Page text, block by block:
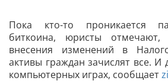
Пока кто-то проникается
биткоина, юристы
внесения изменений в
активы граждан зачислят все. И
компьютерных играх, сообщает